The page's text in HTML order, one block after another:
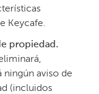
Keycafe.
propiedad.
aviso de
(incluidos